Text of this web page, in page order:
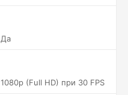
Да
1080p (Full HD) при 30 FPS